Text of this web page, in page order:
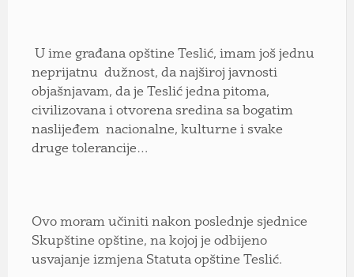
U ime građana opštine Teslić, imam još jednu
neprijatnu dužnost, da najširoj javnosti
objašnjavam, da je Teslić jedna pitoma,
civilizovana i otvorena sredina sa bogatim
naslijeđem nacionalne, kulturne i svake
druge tolerancije…
Ovo moram učiniti nakon poslednje sjednice
Skupštine opštine, na kojoj je odbijeno
usvajanje izmjena Statuta opštine Teslić.